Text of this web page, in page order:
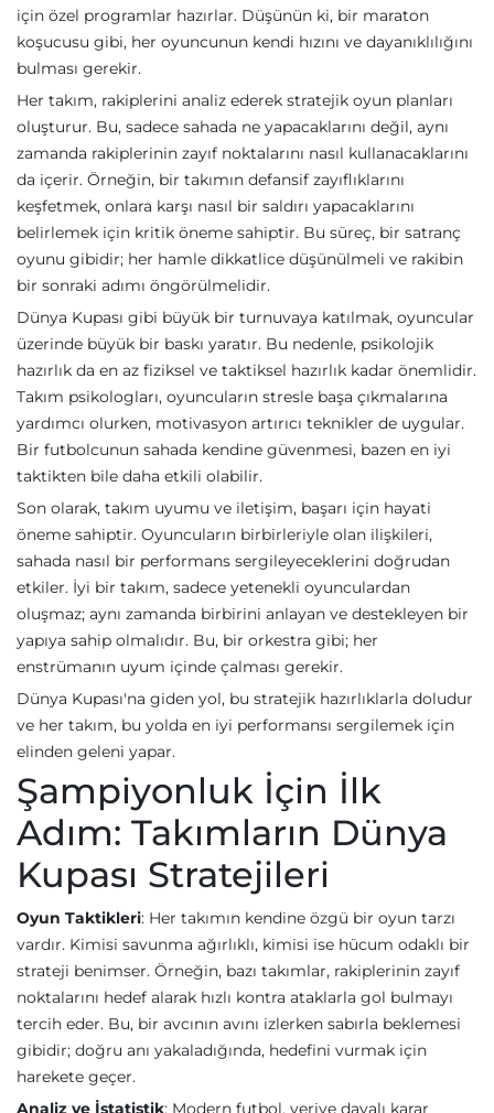
için özel programlar hazırlar. Düşünün ki, bir maraton
koşucusu gibi, her oyuncunun kendi hızını ve dayanıklılığını
bulması gerekir.
Her takım, rakiplerini analiz ederek stratejik oyun planları
oluşturur. Bu, sadece sahada ne yapacaklarını değil, aynı
zamanda rakiplerinin zayıf noktalarını nasıl kullanacaklarını
da içerir. Örneğin, bir takımın defansif zayıflıklarını
keşfetmek, onlara karşı nasıl bir saldırı yapacaklarını
belirlemek için kritik öneme sahiptir. Bu süreç, bir satranç
oyunu gibidir; her hamle dikkatlice düşünülmeli ve rakibin
bir sonraki adımı öngörülmelidir.
Dünya Kupası gibi büyük bir turnuvaya katılmak, oyuncular
üzerinde büyük bir baskı yaratır. Bu nedenle, psikolojik
hazırlık da en az fiziksel ve taktiksel hazırlık kadar önemlidir.
Takım psikologları, oyuncuların stresle başa çıkmalarına
yardımcı olurken, motivasyon artırıcı teknikler de uygular.
Bir futbolcunun sahada kendine güvenmesi, bazen en iyi
taktikten bile daha etkili olabilir.
Son olarak, takım uyumu ve iletişim, başarı için hayati
öneme sahiptir. Oyuncuların birbirleriyle olan ilişkileri,
sahada nasıl bir performans sergileyeceklerini doğrudan
etkiler. İyi bir takım, sadece yetenekli oyunculardan
oluşmaz; aynı zamanda birbirini anlayan ve destekleyen bir
yapıya sahip olmalıdır. Bu, bir orkestra gibi; her
enstrümanın uyum içinde çalması gerekir.
Dünya Kupası'na giden yol, bu stratejik hazırlıklarla doludur
ve her takım, bu yolda en iyi performansı sergilemek için
elinden geleni yapar.
Şampiyonluk İçin İlk
Adım: Takımların Dünya
Kupası Stratejileri
Oyun Taktikleri: Her takımın kendine özgü bir oyun tarzı
vardır. Kimisi savunma ağırlıklı, kimisi ise hücum odaklı bir
strateji benimser. Örneğin, bazı takımlar, rakiplerinin zayıf
noktalarını hedef alarak hızlı kontra ataklarla gol bulmayı
tercih eder. Bu, bir avcının avını izlerken sabırla beklemesi
gibidir; doğru anı yakaladığında, hedefini vurmak için
harekete geçer.
Analiz ve İstatistik: Modern futbol, veriye dayalı karar